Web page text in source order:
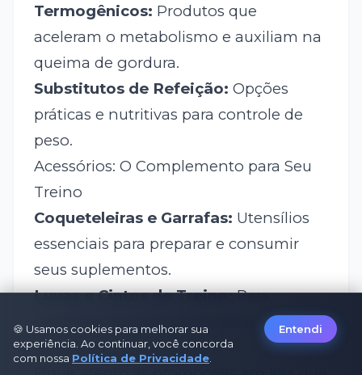
Termogênicos: Produtos que
aceleram o metabolismo e auxiliam na
queima de gordura.
Substitutos de Refeição: Opções
práticas e nutritivas para controle de
peso.
Acessórios: O Complemento para Seu
Treino
Coqueteleiras e Garrafas: Utensílios
essenciais para preparar e consumir
seus suplementos.
Luvas e Cintos de Treino:Para
proteção e suporte durante os
exercícios.
🍪 Usamos cookies para melhorar sua
experiência. Ao continuar, você concorda
com nossa Política de Privacidade
Entendi